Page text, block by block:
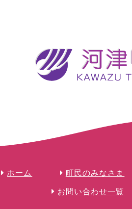
ホーム 町民のみなさま
お問い合わせ一覧